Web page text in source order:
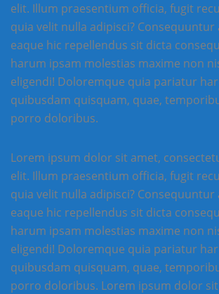
elit. Illum praesentium officia, fugit
quia velit nulla adipisci?
eaque hic repellendus sit dicta
harum ipsam molestias maxime non
eligendi! Doloremque quia pariatur
quibusdam quisquam, quae,
porro doloribus.
Lorem ipsum dolor sit amet,
elit. Illum praesentium officia, fugit
quia velit nulla adipisci?
eaque hic repellendus sit dicta
harum ipsam molestias maxime non
eligendi! Doloremque quia pariatur
quibusdam quisquam, quae,
porro doloribus. Lorem ipsum dolor